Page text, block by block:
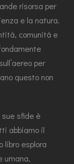
risorsa per
e la natura.
comunità e
per
questo non
sfide è
abbiamo il
libro esplora
umana,